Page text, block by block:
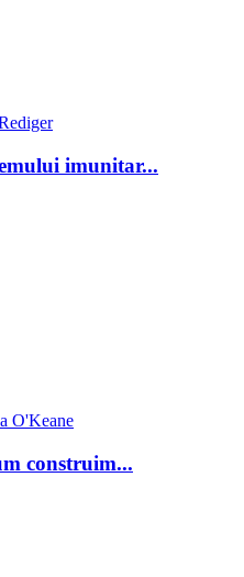
imunitar...
O'Keane
construim...